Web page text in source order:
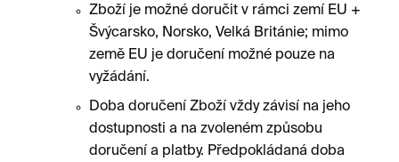
Zboží je možné doručit v rámci zemí EU +
Švýcarsko, Norsko, Velká Británie; mimo
země EU je doručení možné pouze na
vyžádání.
Doba doručení Zboží vždy závisí na jeho
dostupnosti a na zvoleném způsobu
doručení a platby. Předpokládaná doba